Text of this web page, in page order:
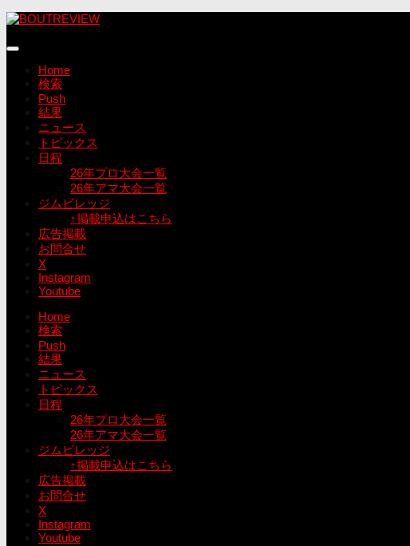
コ
テ
Home
検索
Push
結果
ニュース
トピックス
日程
26年プロ大会一覧
26年アマ大会一覧
ジムビレッジ
↑掲載申込はこちら
広告掲載
お問合せ
X
Instagram
Youtube
Home
検索
Push
結果
ニュース
トピックス
日程
26年プロ大会一覧
26年アマ大会一覧
ジムビレッジ
↑掲載申込はこちら
広告掲載
お問合せ
X
Instagram
Youtube